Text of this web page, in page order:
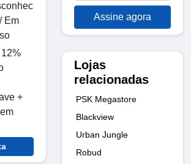
Em
+
Assine agora
Lojas
relacionadas
PSK Megastore
Blackview
Urban Jungle
Robud